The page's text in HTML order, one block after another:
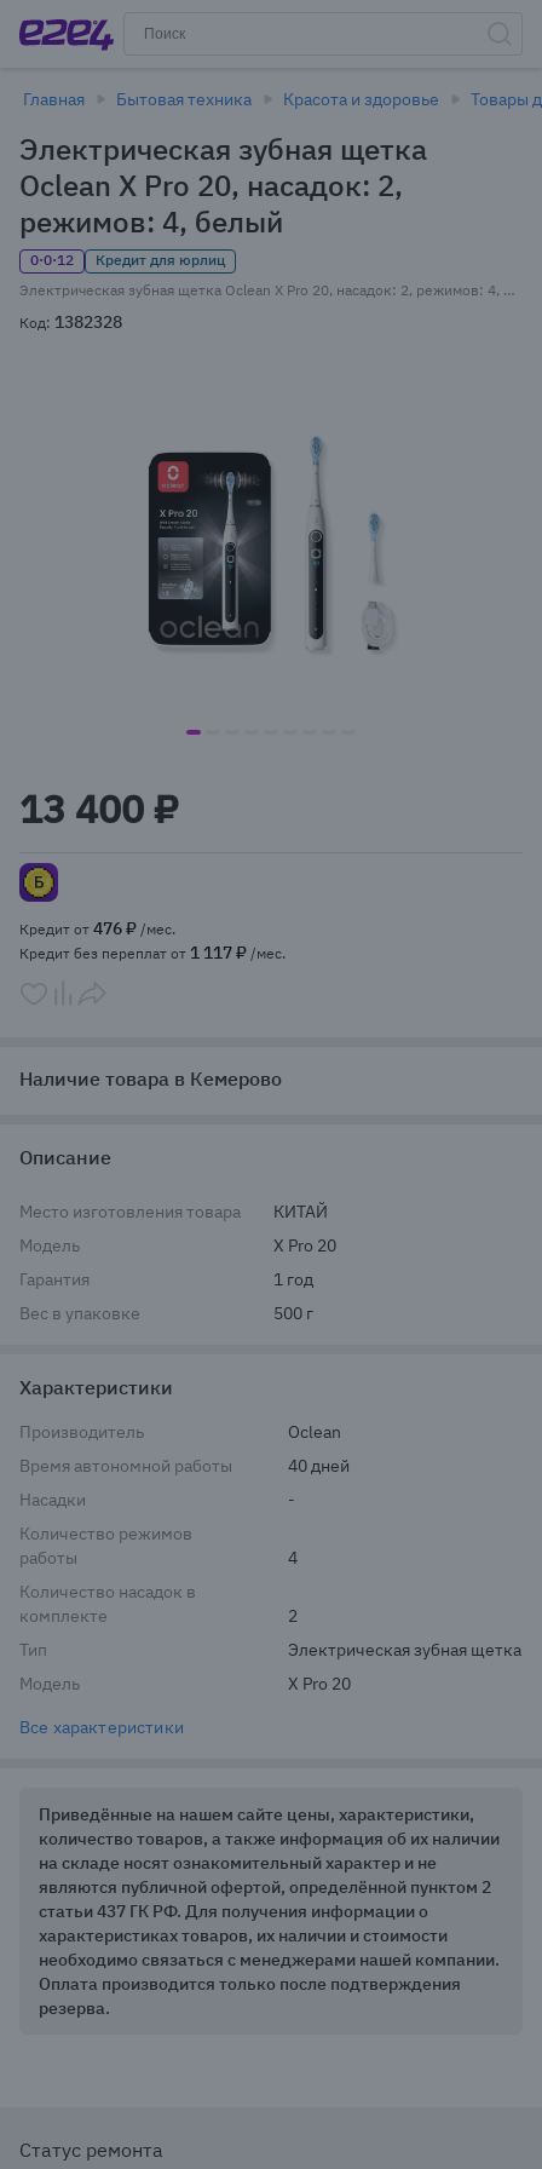
Главная Бытовая техника Красота и здоровье Товары
Электрическая зубная щетка
Oclean X Pro 20, насадок: 2,
режимов: 4, белый
0·0·12
Кредит для юрлиц
Электрическая зубная щетка Oclean X Pro 20, насадок: 2, режимов: 4, белый (C01000736)
Код: 1382328
item
of
9
13 400 ₽
Кредит от 476 ₽ /мес.
Кредит без переплат от 1 117 ₽ /мес.
Наличие товара в Кемерово
Описание
Место изготовления товара
КИТАЙ
Модель
X Pro 20
Гарантия
1 год
Вес в упаковке
500 г
Характеристики
Производитель
Oclean
Время автономной работы
40 дней
Насадки
-
Количество режимов
работы
4
Количество насадок в
комплекте
2
Тип
Электрическая зубная щетка
Модель
X Pro 20
Все характеристики
Приведённые на нашем сайте цены, характеристики,
количество товаров, а также информация об их наличии
на складе носят ознакомительный характер и не
являются публичной офертой, определённой пунктом 2
статьи 437 ГК РФ. Для получения информации о
характеристиках товаров, их наличии и стоимости
необходимо связаться с менеджерами нашей компании.
Оплата производится только после подтверждения
резерва.
Статус ремонта